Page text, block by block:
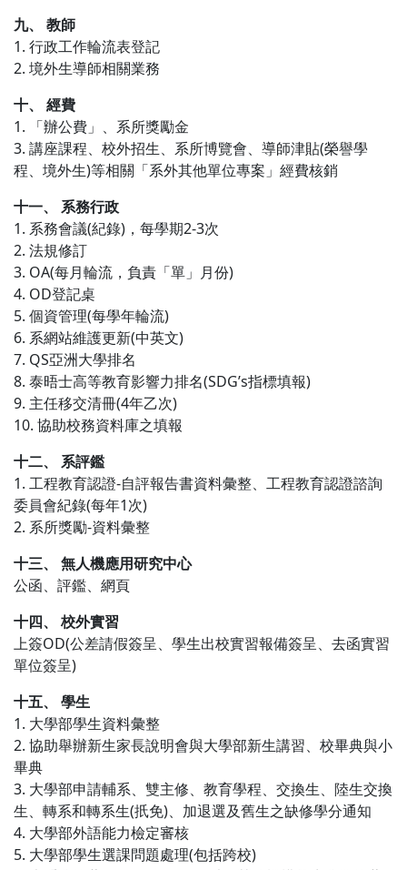
九、 教師
1. 行政工作輪流表登記
2. 境外生導師相關業務
十、 經費
1. 「辦公費」、系所獎勵金
3. 講座課程、校外招生、系所博覽會、導師津貼(榮譽學
程、境外生)等相關「系外其他單位專案」經費核銷
十一、 系務行政
1. 系務會議(紀錄)，每學期2-3次
2. 法規修訂
3. OA(每月輪流，負責「單」月份)
4. OD登記桌
5. 個資管理(每學年輪流)
6. 系網站維護更新(中英文)
7. QS亞洲大學排名
8. 泰晤士高等教育影響力排名(SDG’s指標填報)
9. 主任移交清冊(4年乙次)
10. 協助校務資料庫之填報
十二、 系評鑑
1. 工程教育認證-自評報告書資料彙整、工程教育認證諮詢
委員會紀錄(每年1次)
2. 系所獎勵-資料彙整
十三、 無人機應用研究中心
公函、評鑑、網頁
十四、 校外實習
上簽OD(公差請假簽呈、學生出校實習報備簽呈、去函實習
單位簽呈)
十五、 學生
1. 大學部學生資料彙整
2. 協助舉辦新生家長說明會與大學部新生講習、校畢典與小
畢典
3. 大學部申請輔系、雙主修、教育學程、交換生、陸生交換
生、轉系和轉系生(扺免)、加退選及舊生之缺修學分通知
4. 大學部外語能力檢定審核
5. 大學部學生選課問題處理(包括跨校)